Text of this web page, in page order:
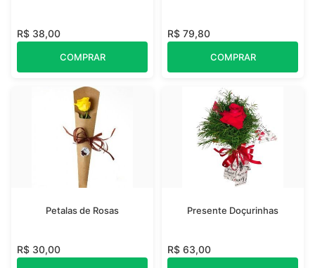
R$ 38,00
COMPRAR
R$ 79,80
COMPRAR
Petalas de Rosas
R$ 30,00
Presente Doçurinhas
R$ 63,00